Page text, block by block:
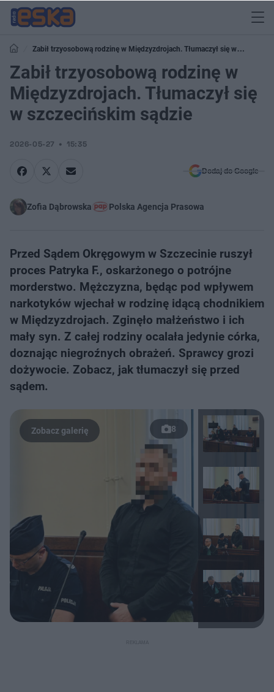
Zabił trzyosobową rodzinę w Międzyzdrojach. Tłumaczył się w
szczecińskim sądzie
Zabił trzyosobową rodzinę w
Międzyzdrojach. Tłumaczył się
w szczecińskim sądzie
2026-05-27 15:35
Dodaj do Google
Zofia Dąbrowska Polska Agencja Prasowa
Przed Sądem Okręgowym w Szczecinie ruszył
proces Patryka F., oskarżonego o potrójne
morderstwo. Mężczyzna, będąc pod wpływem
narkotyków wjechał w rodzinę idącą chodnikiem
w Międzyzdrojach. Zginęło małżeństwo i ich
mały syn. Z całej rodziny ocalała jedynie córka,
doznając niegroźnych obrażeń. Sprawcy grozi
dożywocie. Zobacz, jak tłumaczył się przed
sądem.
8